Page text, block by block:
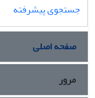
جستجوی پیشرفته
صفحه اصلی
مرور